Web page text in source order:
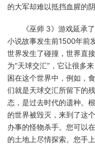
的大军却难以抵挡血腥的阴
《巫师 3》游戏延承
小说故事发生前1500年前
世界发生了碰撞，世界直
为“天球交汇”，它让很多
困在这个世界中，例如，
们就是天球交汇所留下的
态，是过去时代的遗种。
的世界被毁灭，来到了这
办事的怪物杀手。您可以
的土地上尽情探索。您手